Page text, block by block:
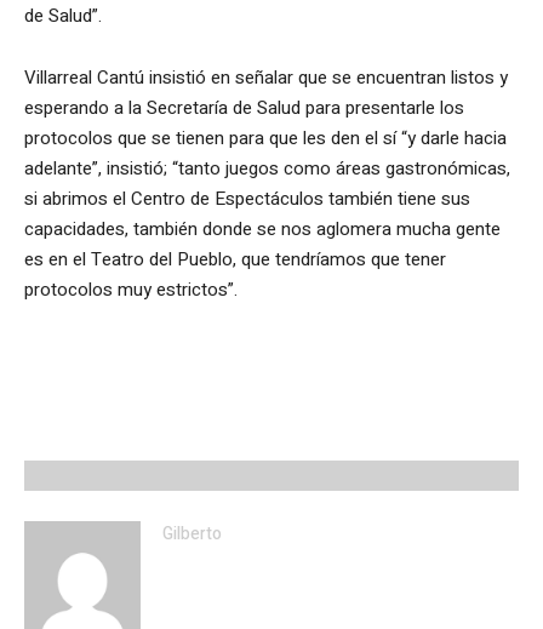
de Salud”.
Villarreal Cantú insistió en señalar que se encuentran listos y
esperando a la Secretaría de Salud para presentarle los
protocolos que se tienen para que les den el sí “y darle hacia
adelante”, insistió; “tanto juegos como áreas gastronómicas,
si abrimos el Centro de Espectáculos también tiene sus
capacidades, también donde se nos aglomera mucha gente
es en el Teatro del Pueblo, que tendríamos que tener
protocolos muy estrictos”.
Gilberto